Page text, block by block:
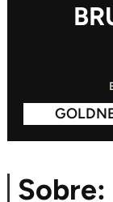
Sobre: